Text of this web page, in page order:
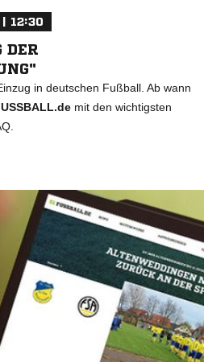
12:30
DER
in deutschen Fußball. Ab wann
mit den wichtigsten